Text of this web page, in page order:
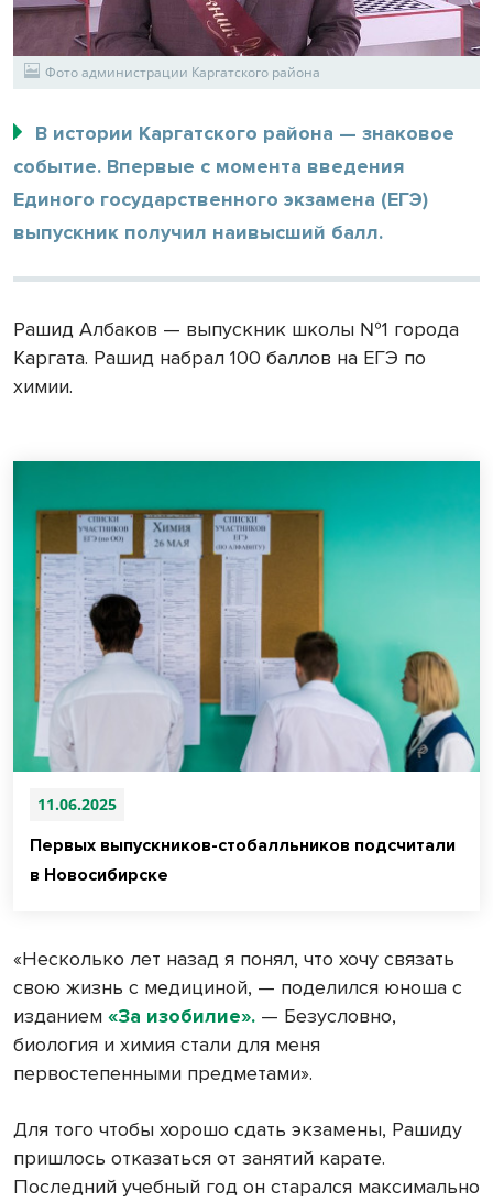
Фото администрации Каргатского района
В истории Каргатского района — знаковое
событие. Впервые с момента введения
Единого государственного экзамена (ЕГЭ)
выпускник получил наивысший балл.
Рашид Албаков — выпускник школы №1 города
Каргата. Рашид набрал 100 баллов на ЕГЭ по
химии.
11.06.2025
Первых выпускников-стобалльников подсчитали
в Новосибирске
«Несколько лет назад я понял, что хочу связать
свою жизнь с медициной, — поделился юноша с
изданием «За изобилие». — Безусловно,
биология и химия стали для меня
первостепенными предметами».
Для того чтобы хорошо сдать экзамены, Рашиду
пришлось отказаться от занятий карате.
Последний учебный год он старался максимально